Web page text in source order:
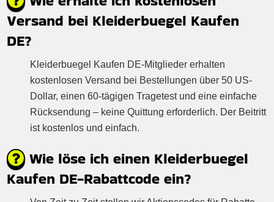
Versand bei Kleiderbuegel Kaufen
DE?
Kleiderbuegel Kaufen DE-Mitglieder erhalten
kostenlosen Versand bei Bestellungen über 50 US-
Dollar, einen 60-tägigen Tragetest und eine einfache
Rücksendung – keine Quittung erforderlich. Der Beitritt
ist kostenlos und einfach.
Wie löse ich einen Kleiderbuegel
Kaufen DE-Rabattcode ein?